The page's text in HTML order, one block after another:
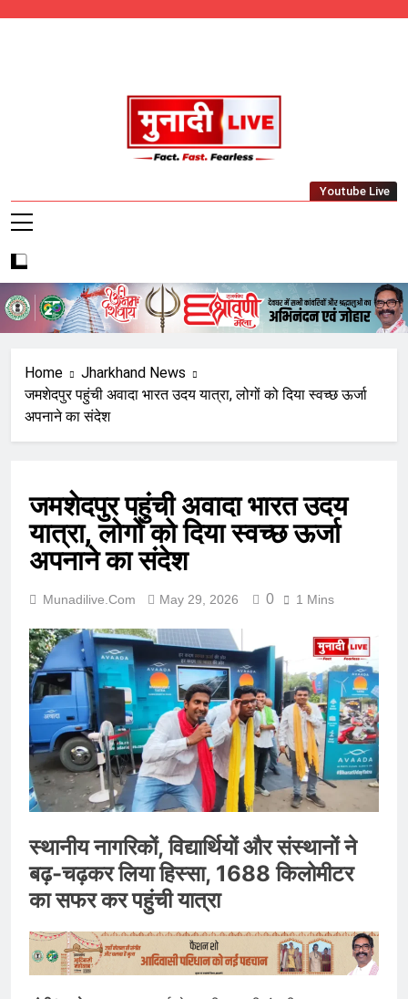
Munadi Live – Jharkhand's Leading Local
Youtube Live
Home
Jharkhand News
जमशेदपुर पहुंची अवादा भारत उदय यात्रा, लोगों को दिया स्वच्छ ऊर्जा
अपनाने का संदेश
जमशेदपुर पहुंची अवादा भारत उदय
यात्रा, लोगों को दिया स्वच्छ ऊर्जा
अपनाने का संदेश
Munadilive.com May 29, 2026 0 1 Mins
स्थानीय नागरिकों, विद्यार्थियों और संस्थानों ने
बढ़-चढ़कर लिया हिस्सा, 1688 किलोमीटर
का सफर कर पहुंची यात्रा